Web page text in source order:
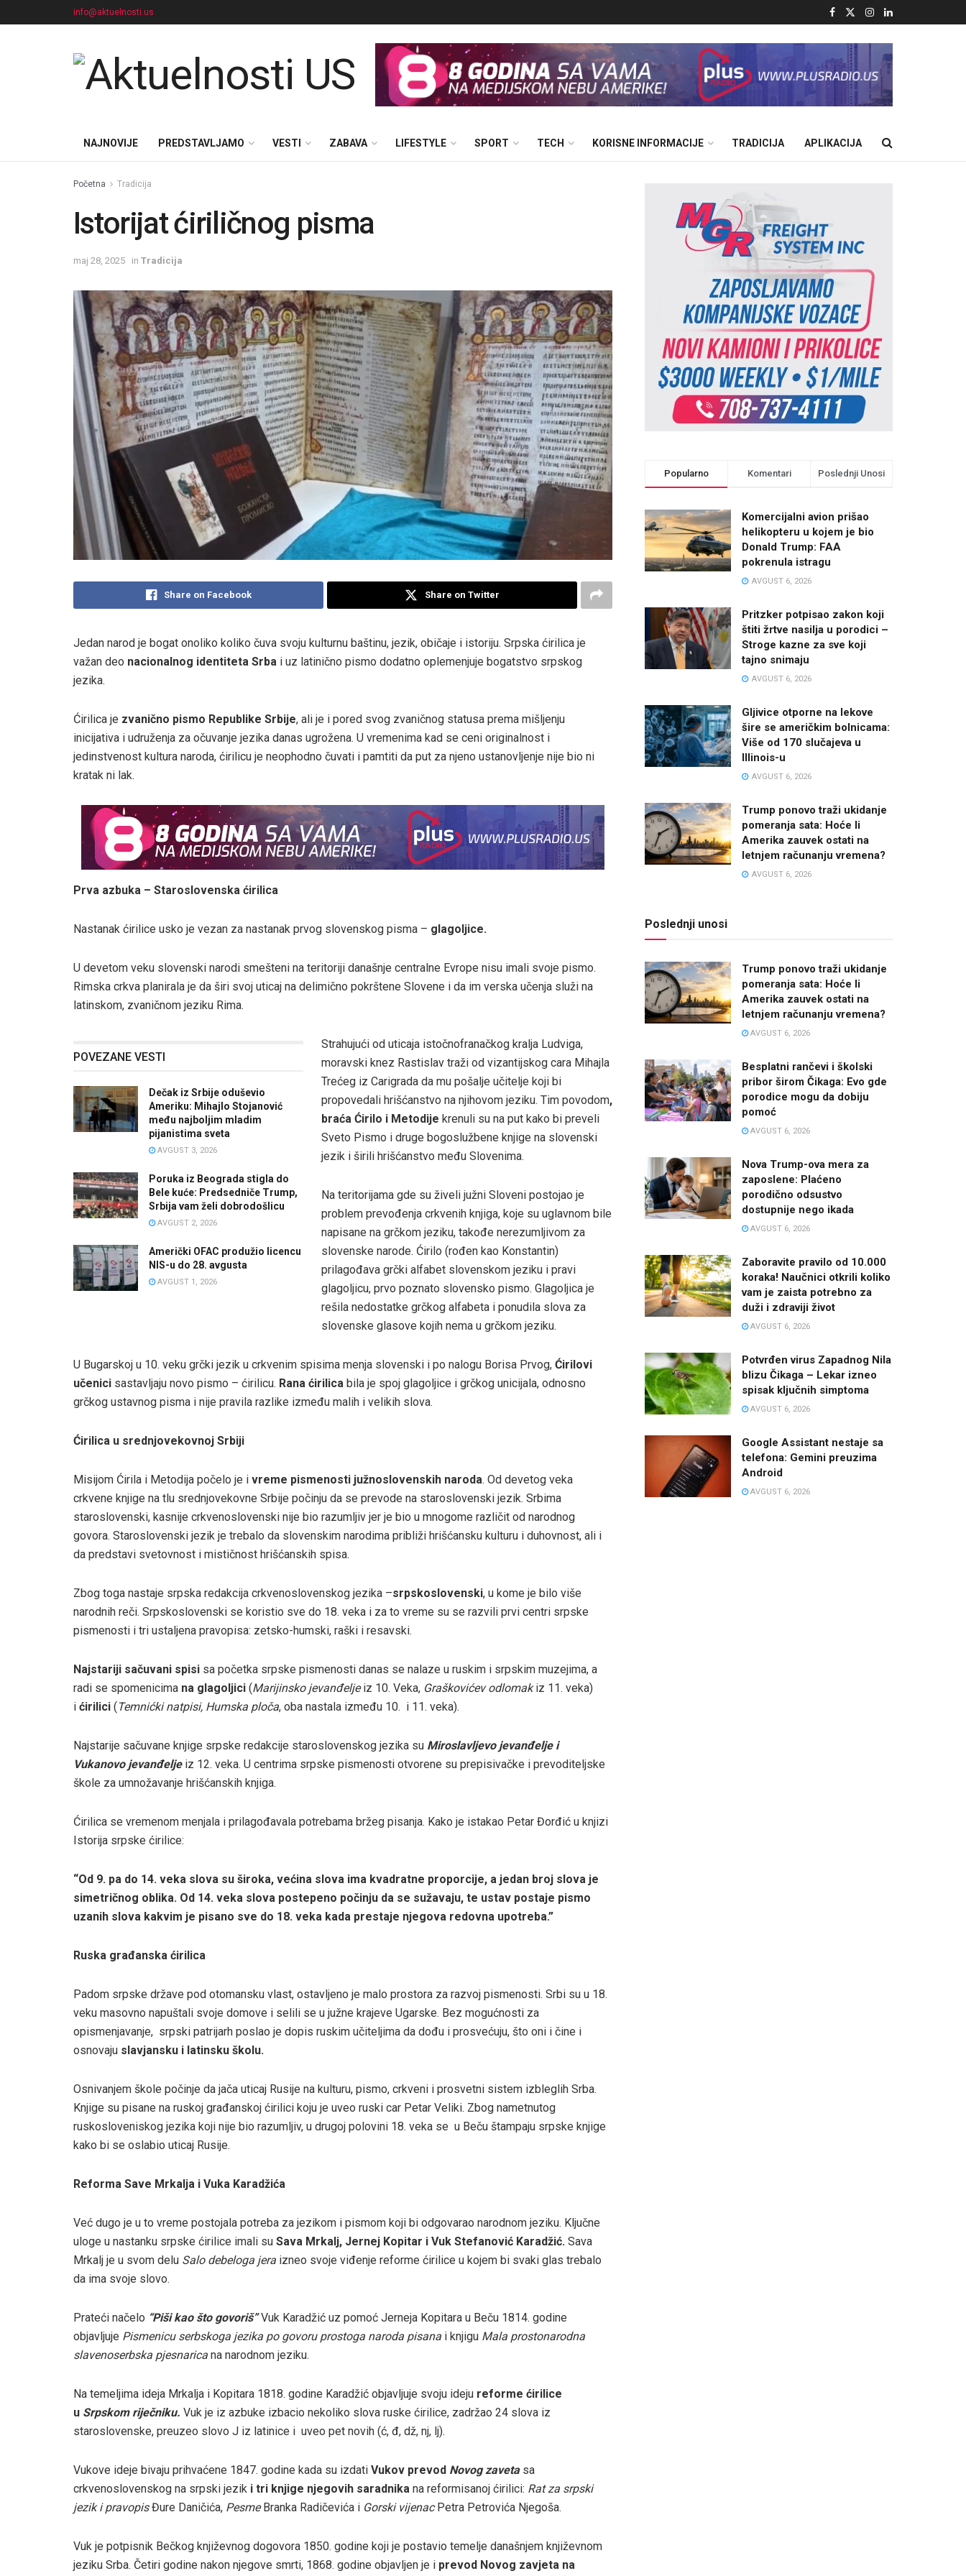
info@aktuelnosti.us
NAJNOVIJE PREDSTAVLJAMO VESTI ZABAVA LIFESTYLE SPORT TECH KORISNE INFORMACIJE TRADICIJA APLIKACIJA
Početna Tradicija
Istorijat ćiriličnog pisma
maj 28, 2025 in Tradicija
Share on Facebook Share on Twitter
Jedan narod je bogat onoliko koliko čuva svoju kulturnu baštinu, jezik, običaje i istoriju. Srpska ćirilica je
važan deo nacionalnog identiteta Srba i uz latinično pismo dodatno oplemenjuje bogatstvo srpskog
jezika.
Ćirilica je zvanično pismo Republike Srbije, ali je i pored svog zvaničnog statusa prema mišljenju
inicijativa i udruženja za očuvanje jezika danas ugrožena. U vremenima kad se ceni originalnost i
jedinstvenost kultura naroda, ćirilicu je neophodno čuvati i pamtiti da put za njeno ustanovljenje nije bio ni
kratak ni lak.
Prva azbuka – Staroslovenska ćirilica
Nastanak ćirilice usko je vezan za nastanak prvog slovenskog pisma – glagoljice.
U devetom veku slovenski narodi smešteni na teritoriji današnje centralne Evrope nisu imali svoje pismo.
Rimska crkva planirala je da širi svoj uticaj na delimično pokrštene Slovene i da im verska učenja služi na
latinskom, zvaničnom jeziku Rima.
POVEZANE VESTI
Dečak iz Srbije oduševio
Ameriku: Mihajlo Stojanović
među najboljim mladim
pijanistima sveta
AVGUST 3, 2026
Poruka iz Beograda stigla do
Bele kuće: Predsedniče Trump,
Srbija vam želi dobrodošlicu
AVGUST 2, 2026
Američki OFAC produžio licencu
NIS-u do 28. avgusta
AVGUST 1, 2026
Strahujući od uticaja istočnofranačkog kralja Ludviga,
moravski knez Rastislav traži od vizantijskog cara Mihajla
Trećeg iz Carigrada da mu pošalje učitelje koji bi
propovedali hrišćanstvo na njihovom jeziku. Tim povodom,
braća Ćirilo i Metodije krenuli su na put kako bi preveli
Sveto Pismo i druge bogoslužbene knjige na slovenski
jezik i širili hrišćanstvo među Slovenima.
Na teritorijama gde su živeli južni Sloveni postojao je
problem prevođenja crkvenih knjiga, koje su uglavnom bile
napisane na grčkom jeziku, takođe nerezumljivom za
slovenske narode. Ćirilo (rođen kao Konstantin)
prilagođava grčki alfabet slovenskom jeziku i pravi
glagoljicu, prvo poznato slovensko pismo. Glagoljica je
rešila nedostatke grčkog alfabeta i ponudila slova za
slovenske glasove kojih nema u grčkom jeziku.
U Bugarskoj u 10. veku grčki jezik u crkvenim spisima menja slovenski i po nalogu Borisa Prvog, Ćirilovi
učenici sastavljaju novo pismo – ćirilicu. Rana ćirilica bila je spoj glagoljice i grčkog unicijala, odnosno
grčkog ustavnog pisma i nije pravila razlike između malih i velikih slova.
Ćirilica u srednjovekovnoj Srbiji
Misijom Ćirila i Metodija počelo je i vreme pismenosti južnoslovenskih naroda. Od devetog veka
crkvene knjige na tlu srednjovekovne Srbije počinju da se prevode na staroslovenski jezik. Srbima
staroslovenski, kasnije crkvenoslovenski nije bio razumljiv jer je bio u mnogome različit od narodnog
govora. Staroslovenski jezik je trebalo da slovenskim narodima približi hrišćansku kulturu i duhovnost, ali i
da predstavi svetovnost i mističnost hrišćanskih spisa.
Zbog toga nastaje srpska redakcija crkvenoslovenskog jezika –srpskoslovenski, u kome je bilo više
narodnih reči. Srpskoslovenski se koristio sve do 18. veka i za to vreme su se razvili prvi centri srpske
pismenosti i tri ustaljena pravopisa: zetsko-humski, raški i resavski.
Najstariji sačuvani spisi sa početka srpske pismenosti danas se nalaze u ruskim i srpskim muzejima, a
radi se spomenicima na glagoljici (Marijinsko jevanđeljeiz 10. Veka, Graškovićev odlomakiz 11. veka)
i ćirilici (Temnićki natpisi, Humska ploča, oba nastala između 10. i 11. veka).
Najstarije sačuvane knjige srpske redakcije staroslovenskog jezika su Miroslavljevo jevanđelje i
Vukanovo jevanđeljeiz 12. veka. U centrima srpske pismenosti otvorene su prepisivačke i prevoditeljske
škole za umnožavanje hrišćanskih knjiga.
Ćirilica se vremenom menjala i prilagođavala potrebama bržeg pisanja. Kako je istakao Petar Đorđić u knjizi
Istorija srpske ćirilice:
“Od 9. pa do 14. veka slova su široka, većina slo­va ima kvadratne proporcije, a jedan broj slova je
simetričnog oblika. Od 14. veka slova postepeno počinju da se sužavaju, te ustav postaje pismo
uza­nih slova kakvim je pisano sve do 18. veka kada prestaje njegova redovna upotreba.”
Ruska građanska ćirilica
Padom srpske države pod otomansku vlast, ostavljeno je malo prostora za razvoj pismenosti. Srbi su u 18.
veku masovno napuštali svoje domove i selili se u južne krajeve Ugarske. Bez mogućnosti za
opismenjavanje, srpski patrijarh poslao je dopis ruskim učiteljima da dođu i prosvećuju, što oni i čine i
osnovaju slavjansku i latinsku školu.
Osnivanjem škole počinje da jača uticaj Rusije na kulturu, pismo, crkveni i prosvetni sistem izbleglih Srba.
Knjige su pisane na ruskoj građanskoj ćirilici koju je uveo ruski car Petar Veliki. Zbog nametnutog
ruskosloveniskog jezika koji nije bio razumljiv, u drugoj polovini 18. veka se u Beču štampaju srpske knjige
kako bi se oslabio uticaj Rusije.
Reforma Save Mrkalja i Vuka Karadžića
Već dugo je u to vreme postojala potreba za jezikom i pismom koji bi odgovarao narodnom jeziku. Ključne
uloge u nastanku srpske ćirilice imali su Sava Mrkalj, Jernej Kopitar i Vuk Stefanović Karadžić. Sava
Mrkalj je u svom delu Salo debeloga jera izneo svoje viđenje reforme ćirilice u kojem bi svaki glas trebalo
da ima svoje slovo.
Prateći načelo “Piši kao što govoriš”Vuk Karadžić uz pomoć Jerneja Kopitara u Beču 1814. godine
objavljuje Pismenicu serbskoga jezika po govoru prostoga naroda pisana i knjigu Mala prostonarodna
slavenoserbska pjesnarica na narodnom jeziku.
Na temeljima ideja Mrkalja i Kopitara 1818. godine Karadžić objavljuje svoju ideju reforme ćirilice
u Srpskom riječniku. Vuk je iz azbuke izbacio nekoliko slova ruske ćirilice, zadržao 24 slova iz
staroslovenske, preuzeo slovo J iz latinice i uveo pet novih (ć, đ, dž, nj, lj).
Vukove ideje bivaju prihvaćene 1847. godine kada su izdati Vukov prevod Novog zavetasa
crkvenoslovenskog na srpski jezik i tri knjige njegovih saradnika na reformisanoj ćirilici: Rat za srpski
jezik i pravopisĐure Daničića, PesmeBranka Radičevića i Gorski vijenacPetra Petrovića Njegoša.
Vuk je potpisnik Bečkog književnog dogovora 1850. godine koji je postavio temelje današnjem književnom
jeziku Srba. Četiri godine nakon njegove smrti, 1868. godine objavljen je i prevod Novog zavjeta na
Popularno Komentari Poslednji Unosi
Komercijalni avion prišao
helikopteru u kojem je bio
Donald Trump: FAA
pokrenula istragu
AVGUST 6, 2026
Pritzker potpisao zakon koji
štiti žrtve nasilja u porodici –
Stroge kazne za sve koji
tajno snimaju
AVGUST 6, 2026
Gljivice otporne na lekove
šire se američkim bolnicama:
Više od 170 slučajeva u
Illinois-u
AVGUST 6, 2026
Trump ponovo traži ukidanje
pomeranja sata: Hoće li
Amerika zauvek ostati na
letnjem računanju vremena?
AVGUST 6, 2026
Poslednji unosi
Trump ponovo traži ukidanje
pomeranja sata: Hoće li
Amerika zauvek ostati na
letnjem računanju vremena?
AVGUST 6, 2026
Besplatni rančevi i školski
pribor širom Čikaga: Evo gde
porodice mogu da dobiju
pomoć
AVGUST 6, 2026
Nova Trump-ova mera za
zaposlene: Plaćeno
porodično odsustvo
dostupnije nego ikada
AVGUST 6, 2026
Zaboravite pravilo od 10.000
koraka! Naučnici otkrili koliko
vam je zaista potrebno za
duži i zdraviji život
AVGUST 6, 2026
Potvrđen virus Zapadnog Nila
blizu Čikaga – Lekar izneo
spisak ključnih simptoma
AVGUST 6, 2026
Google Assistant nestaje sa
telefona: Gemini preuzima
Android
AVGUST 6, 2026